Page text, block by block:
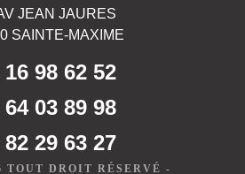
JEAN JAURES
SAINTE-MAXIME
16 98 62 52
64 03 89 98
82 29 63 27
TOUT DROIT RÉSERVÉ -